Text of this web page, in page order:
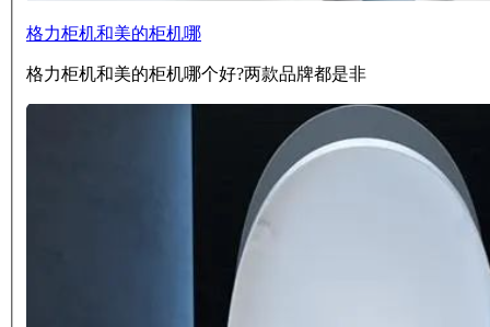
格力柜机和美的柜机哪
格力柜机和美的柜机哪个好?两款品牌都是非